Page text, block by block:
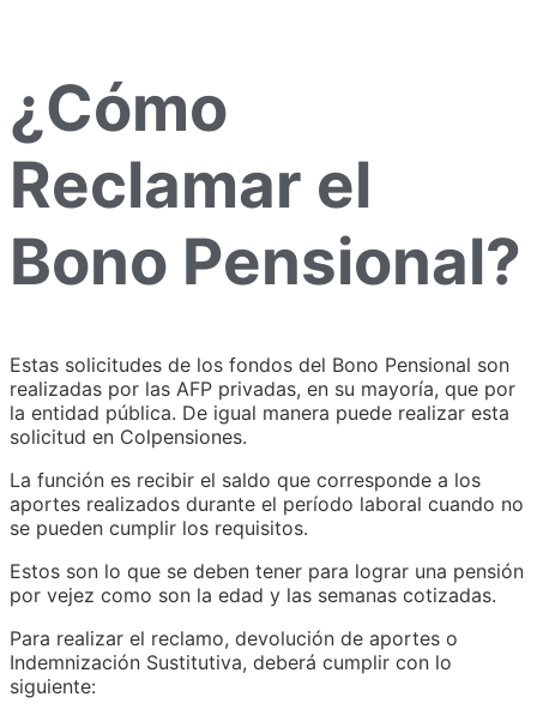
¿Cómo
Reclamar el
Bono Pensional?
Estas solicitudes de los fondos del Bono Pensional son
realizadas por las AFP privadas, en su mayoría, que por
la entidad pública. De igual manera puede realizar esta
solicitud en Colpensiones.
La función es recibir el saldo que corresponde a los
aportes realizados durante el período laboral cuando no
se pueden cumplir los requisitos.
Estos son lo que se deben tener para lograr una pensión
por vejez como son la edad y las semanas cotizadas.
Para realizar el reclamo, devolución de aportes o
Indemnización Sustitutiva, deberá cumplir con lo
siguiente: